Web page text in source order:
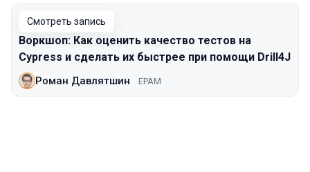
Смотреть запись
Воркшоп: Как оценить качество тестов на
Cypress и сделать их быстрее при помощи Drill4J
Роман Давлятшин EPAM